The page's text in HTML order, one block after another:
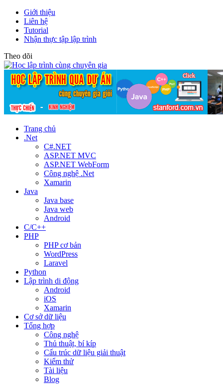
Giới thiệu
Liên hệ
Tutorial
Nhận thực tập lập trình
Theo dõi
Trang chủ
.Net
C#.NET
ASP.NET MVC
ASP.NET WebForm
Công nghệ .Net
Xamarin
Java
Java base
Java web
Android
C/C++
PHP
PHP cơ bản
WordPress
Laravel
Python
Lập trình di động
Android
iOS
Xamarin
Cơ sở dữ liệu
Tổng hợp
Công nghệ
Thủ thuật, bí kíp
Cấu trúc dữ liệu giải thuật
Kiểm thử
Tài liệu
Blog